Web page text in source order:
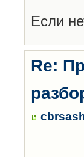
Если
Re: